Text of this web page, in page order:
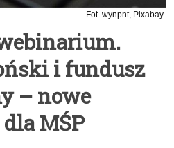
Fot. wynpnt, Pixabay
i fundusz
– nowe
MŚP